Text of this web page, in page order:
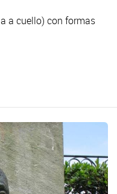
a cuello) con formas